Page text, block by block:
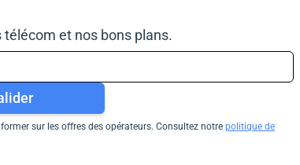
télécom et nos bons plans.
sur les offres des opérateurs. Consultez notre politique de